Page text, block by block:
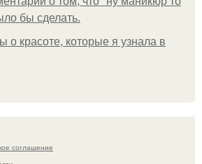
бы сделать.
о красоте, которые я узнала в
соглашение